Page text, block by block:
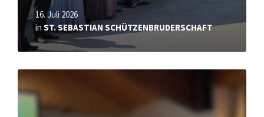
16. Juli 2026
in ST. SEBASTIAN SCHÜTZENBRUDERSCHAFT
Mehr
erfahren